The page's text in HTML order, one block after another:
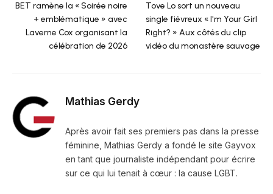
BET ramène la « Soirée noire
+ emblématique » avec
Laverne Cox organisant la
célébration de 2026
Tove Lo sort un nouveau
single fiévreux « I'm Your Girl
Right? » Aux côtés du clip
vidéo du monastère sauvage
Mathias Gerdy
Après avoir fait ses premiers pas dans la presse
féminine, Mathias Gerdy a fondé le site Gayvox
en tant que journaliste indépendant pour écrire
sur ce qui lui tenait à cœur : la cause LGBT.